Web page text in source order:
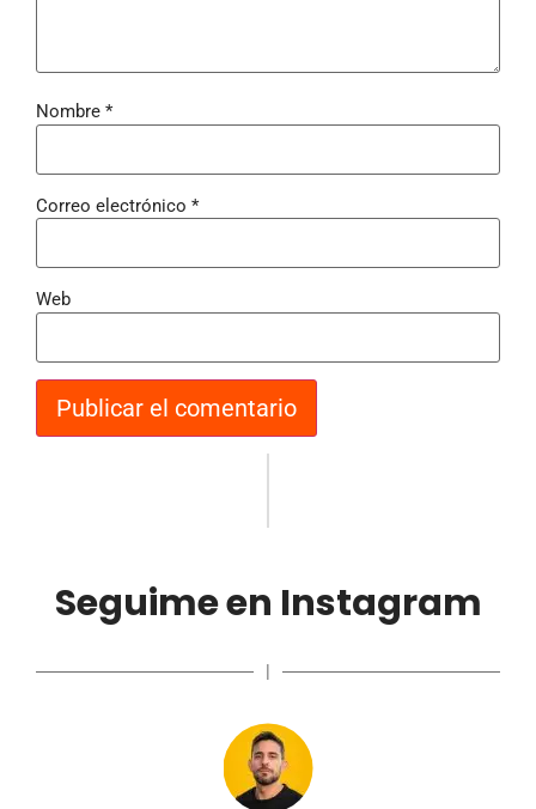
Nombre *
Correo electrónico *
Web
Seguime en Instagram